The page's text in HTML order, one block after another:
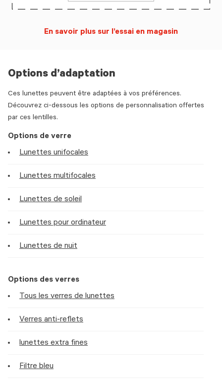
Options d’adaptation
Ces lunettes peuvent être adaptées à vos préférences.
Découvrez ci-dessous les options de personnalisation offertes
par ces lentilles.
Options de verre
Lunettes unifocales
Lunettes multifocales
Lunettes de soleil
Lunettes pour ordinateur
Lunettes de nuit
Options des verres
Tous les verres de lunettes
Verres anti-reflets
lunettes extra fines
Filtre bleu
En savoir plus sur l’essai en magasin